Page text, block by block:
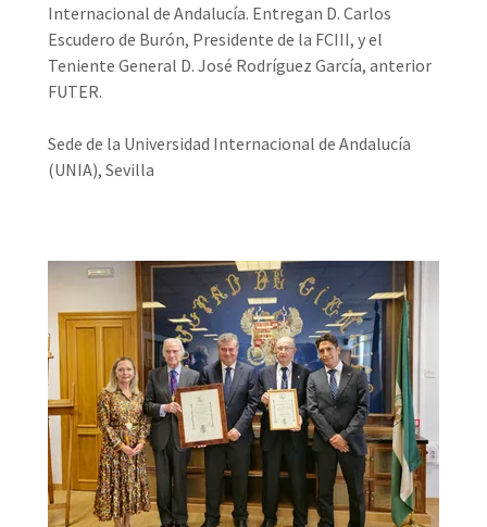
Internacional de Andalucía. Entregan D. Carlos
Escudero de Burón, Presidente de la FCIII, y el
Teniente General D. José Rodríguez García, anterior
FUTER.
Sede de la Universidad Internacional de Andalucía
(UNIA), Sevilla